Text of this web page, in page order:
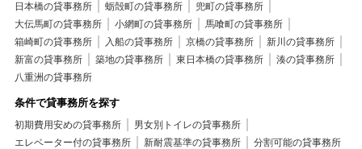
日本橋の貸事務所 蛎殻町の貸事務所
兜町の貸事務所
大伝馬町の貸事務所
小網町の貸事務所
馬喰町の貸事務所
箱崎町の貸事務所
入船の貸事務所 京橋の貸事務所
新川の貸事務所
新富の貸事務所
築地の貸事務所 東日本橋の貸事務所
湊の貸事務所
八重洲の貸事務所
条件で貸事務所を探す
初期費用安めの貸事務所
男女別トイレの貸事務所
エレベーター付の貸事務所
新耐震基準の貸事務所 分割可能の貸事務所